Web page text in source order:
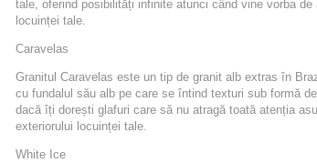
tale, oferind posibilități infinite atunci când vine vorba
locuinței tale.
Caravelas
Granitul Caravelas este un tip de granit alb extras în
cu fundalul său alb pe care se întind texturi sub formă
dacă îți dorești glafuri care să nu atragă toată atenția
exteriorului locuinței tale.
White Ice